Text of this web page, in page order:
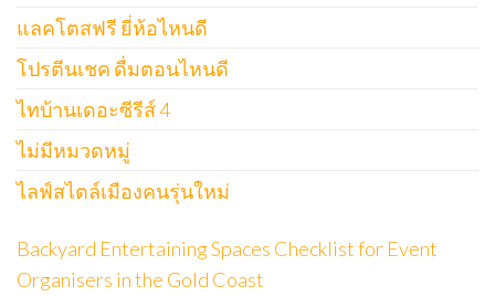
แลคโตสฟรี ยี่ห้อไหนดี
โปรตีนเชค ดื่มตอนไหนดี
ไทบ้านเดอะซีรีส์ 4
ไม่มีหมวดหมู่
ไลฟ์สไตล์เมืองคนรุ่นใหม่
Backyard Entertaining Spaces Checklist for Event
Organisers in the Gold Coast